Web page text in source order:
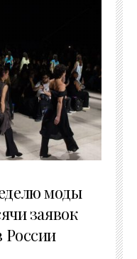
моды
заявок
России